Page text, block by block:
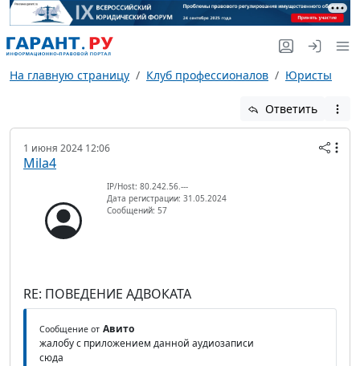
На главную страницу Клуб профессионалов Юристы
Ответить
1 июня 2024 12:06
Mila4
IP/Host: 80.242.56.---
Дата регистрации: 31.05.2024
Сообщений: 57
RE: ПОВЕДЕНИЕ АДВОКАТА
Сообщение от Авито
жалобу с приложением данной аудиозаписи
сюда